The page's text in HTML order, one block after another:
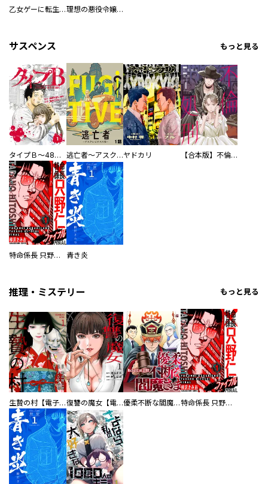
乙女ゲーに転生したら意外な沼に落ちました 理想の悪役令嬢にどうしてなれないの！～なぜかヒロインのように溺愛されています～
サスペンス もっと見る
タイプＢ～48時間後、致死率100％～【単話】 逃亡者～アスクレピオスの杖～ヤドカリ 【合本版】不倫処刑
特命係長 只野仁ファイナル 愛蔵版 青き炎
推理・ミステリー もっと見る
生贄の村【電子単行本版】 復讐の魔女【電子単行本版】 優柔不断な閻魔さま 特命係長 只野仁ファイナル 愛蔵版